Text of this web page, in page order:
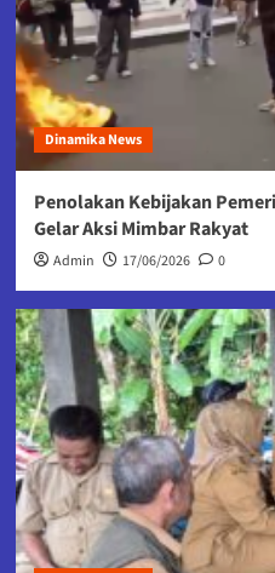
Dinamika News
Penolakan Kebijakan
Gelar Aksi Mimbar Rakyat
Admin 17/06/2026 0